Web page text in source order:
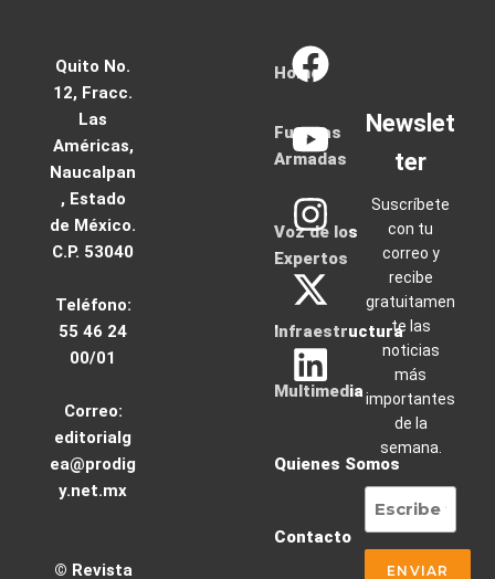
Quito No.
12, Fracc.
Las
Américas,
Naucalpan
, Estado
de México.
C.P. 53040
Teléfono:
55 46 24
00/01
Correo:
editorialg
ea@prodig
y.net.mx
© Revista
Home
Fuerzas
Armadas
Voz de los
Expertos
Infraestructura
Multimedia
Quienes Somos
Contacto
Newslet
ter
Suscríbete
con tu
correo y
recibe
gratuitamen
te las
noticias
más
importantes
de la
semana.